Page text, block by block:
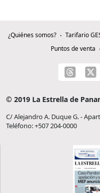
¿Quiénes somos? Tarifario
Puntos de venta
© 2019 La Estrella de
C/ Alejandro A. Duque G. -
Teléfono: +507 204-0000